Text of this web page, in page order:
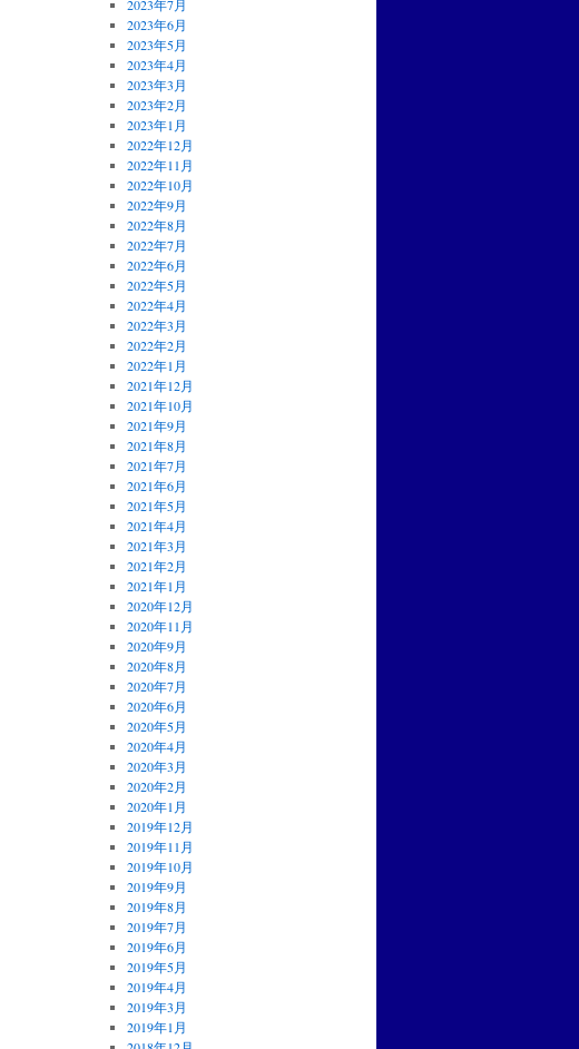
2023年7月
2023年6月
2023年5月
2023年4月
2023年3月
2023年2月
2023年1月
2022年12月
2022年11月
2022年10月
2022年9月
2022年8月
2022年7月
2022年6月
2022年5月
2022年4月
2022年3月
2022年2月
2022年1月
2021年12月
2021年10月
2021年9月
2021年8月
2021年7月
2021年6月
2021年5月
2021年4月
2021年3月
2021年2月
2021年1月
2020年12月
2020年11月
2020年9月
2020年8月
2020年7月
2020年6月
2020年5月
2020年4月
2020年3月
2020年2月
2020年1月
2019年12月
2019年11月
2019年10月
2019年9月
2019年8月
2019年7月
2019年6月
2019年5月
2019年4月
2019年3月
2019年1月